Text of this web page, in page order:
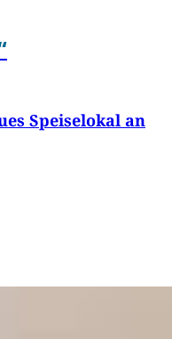
Speiselokal an